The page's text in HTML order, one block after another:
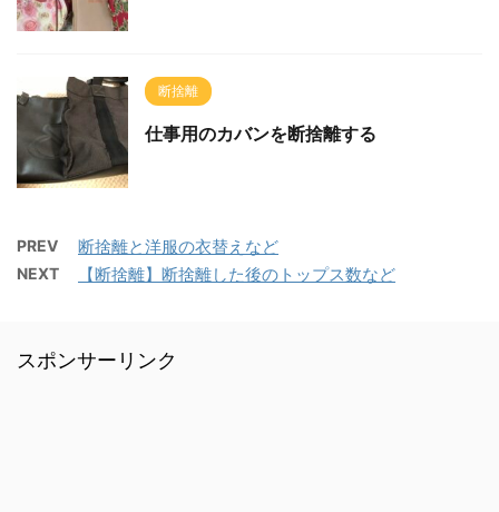
断捨離
仕事用のカバンを断捨離する
PREV 断捨離と洋服の衣替えなど
NEXT 【断捨離】断捨離した後のトップス数など
スポンサーリンク